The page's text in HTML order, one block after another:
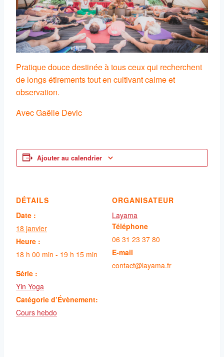
Pratique douce destinée à tous ceux qui recherchent
de longs étirements tout en cultivant calme et
observation.
Avec Gaëlle Devic
Ajouter au calendrier
DÉTAILS
Date :
18 janvier
Heure :
18 h 00 min - 19 h 15 min
Série :
Yin Yoga
Catégorie d’Évènement:
Cours hebdo
ORGANISATEUR
Layama
Téléphone
06 31 23 37 80
E-mail
contact@layama.fr